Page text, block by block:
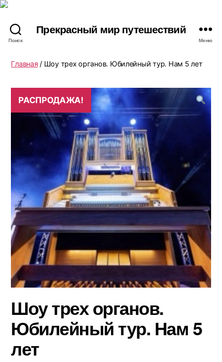
Поиск
Прекрасный мир путешествий
Меню
Главная / Шоу трех органов. Юбилейный тур. Нам 5 лет
РАСПРОДАЖА!
Шоу трех органов.
Юбилейный тур. Нам 5
лет